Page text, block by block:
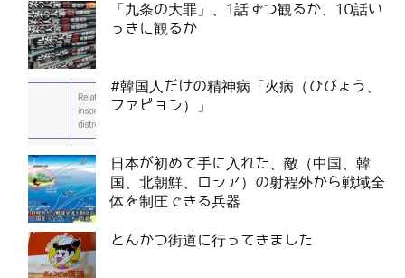
「九条の大罪」、1話ずつ観るか、10話い
っきに観るか
#韓国人だけの精神病「火病（ひびょう、
ファビョン）」
日本が初めて手に入れた、敵（中国、韓
国、北朝鮮、ロシア）の射程外から戦域全
体を制圧できる兵器
とんかつ街道に行ってきました